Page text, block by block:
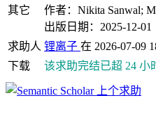
其它
作者：Nikita Sanwal;
出版日期：2025-12-01
求助人 锂离子 在 2026-07-09
下载
该求助完结已超 24 小
上个求助